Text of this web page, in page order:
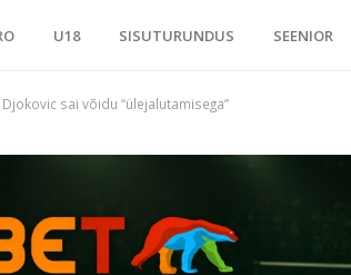
U18 SISUTURUNDUS SEENIOR
sai võidu “ülejalutamisega”